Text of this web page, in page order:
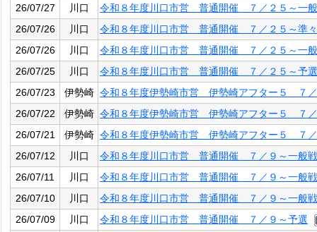
26/07/27
川口
令和８年度川口市営 普通開催 ７／２５～一
26/07/26
川口
令和８年度川口市営 普通開催 ７／２５～準
26/07/26
川口
令和８年度川口市営 普通開催 ７／２５～一
26/07/25
川口
令和８年度川口市営 普通開催 ７／２５～予選
26/07/23
伊勢崎 令和８年度伊勢崎市営 伊勢崎アフター５ ７
26/07/22
伊勢崎 令和８年度伊勢崎市営 伊勢崎アフター５ ７
26/07/21
伊勢崎 令和８年度伊勢崎市営 伊勢崎アフター５ ７
26/07/12
川口
令和８年度川口市営 普通開催 ７／９～一般戦
26/07/11
川口
令和８年度川口市営 普通開催 ７／９～一般戦
26/07/10
川口
令和８年度川口市営 普通開催 ７／９～一般戦
26/07/09
川口
令和８年度川口市営 普通開催 ７／９～予選